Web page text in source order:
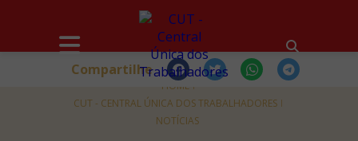
HOME
CUT - CENTRAL ÚNICA DOS TRABALHADORES
NOTÍCIAS
Compartilhe